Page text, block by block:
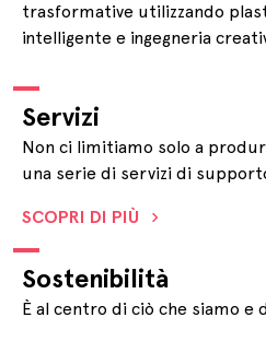
trasformative utilizzando
intelligente e ingegneria
Servizi
Non ci limitiamo solo a
una serie di servizi di
SCOPRI DI PIÙ
Sostenibilità
È al centro di ciò che siamo e